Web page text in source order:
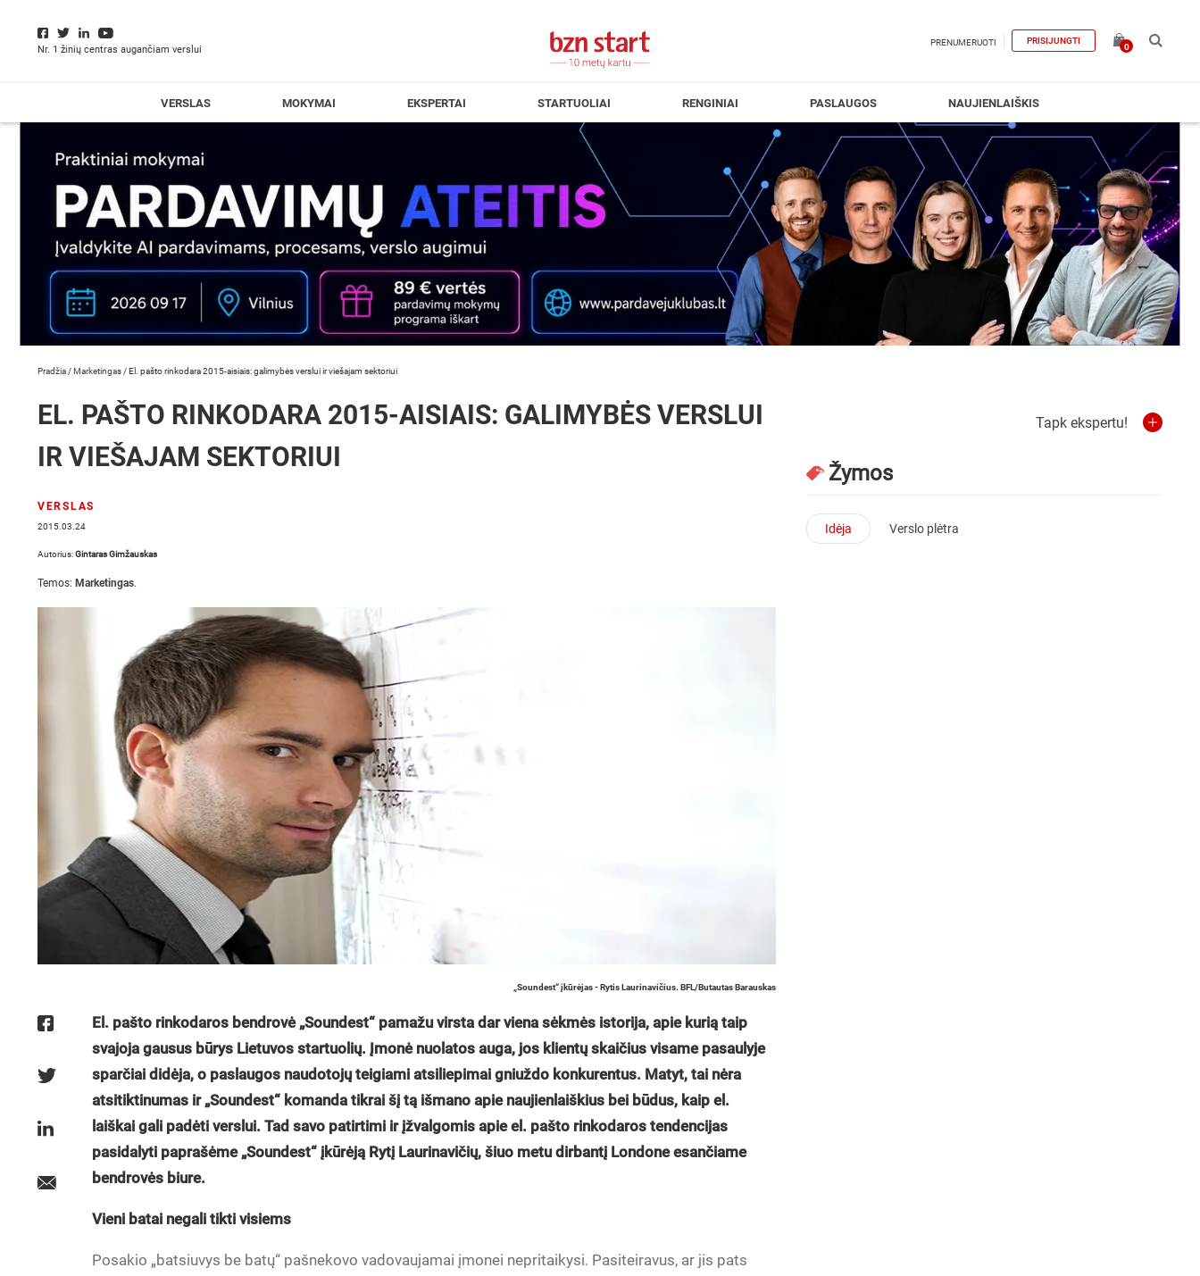
Nr. 1 žinių centras augančiam verslui
PRENUMERUOTI PRISIJUNGTI
0
VERSLAS MOKYMAI EKSPERTAI STARTUOLIAI RENGINIAI PASLAUGOS NAUJIENLAIŠKIS
Pradžia /Marketingas /El. pašto rinkodara 2015-aisiais: galimybės verslui ir viešajam sektoriui
EL. PAŠTO RINKODARA 2015-AISIAIS: GALIMYBĖS VERSLUI
IR VIEŠAJAM SEKTORIUI
VERSLAS
2015.03.24
Autorius:Gintaras Gimžauskas
Temos: Marketingas.
„Soundest“ įkūrėjas - Rytis Laurinavičius. BFL/Butautas Barauskas
El. pašto rinkodaros bendrovė „Soundest“ pamažu virsta dar viena sėkmės istorija, apie kurią taip
svajoja gausus būrys Lietuvos startuolių. Įmonė nuolatos auga, jos klientų skaičius visame pasaulyje
sparčiai didėja, o paslaugos naudotojų teigiami atsiliepimai gniuždo konkurentus. Matyt, tai nėra
atsitiktinumas ir „Soundest“ komanda tikrai šį tą išmano apie naujienlaiškius bei būdus, kaip el.
laiškai gali padėti verslui. Tad savo patirtimi ir įžvalgomis apie el. pašto rinkodaros tendencijas
pasidalyti paprašėme „Soundest“ įkūrėją Rytį Laurinavičių, šiuo metu dirbantį Londone esančiame
bendrovės biure.
Vieni batai negali tikti visiems
Posakio „batsiuvys be batų“ pašnekovo vadovaujamai įmonei nepritaikysi. Pasiteiravus, ar jis pats
Tapk ekspertu!
Žymos
Idėja Verslo plėtra